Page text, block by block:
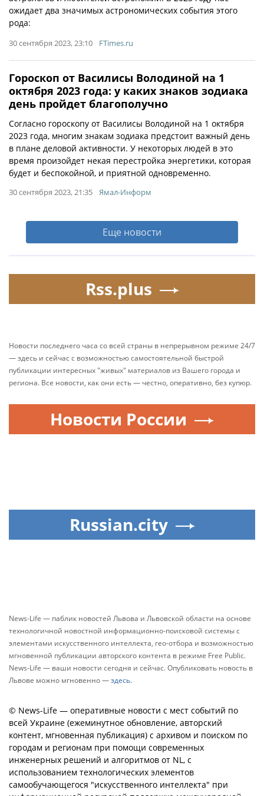
ожидает два значимых астрономических события этого
рода:
30 сентября 2023, 23:10 FTimes.ru
Гороскоп от Василисы Володиной на 1
октября 2023 года: у каких знаков зодиака
день пройдет благополучно
Согласно гороскопу от Василисы Володиной на 1 октября
2023 года, многим знакам зодиака предстоит важный день
в плане деловой активности. У некоторых людей в это
время произойдет некая перестройка энергетики, которая
будет и беспокойной, и приятной одновременно.
30 сентября 2023, 21:35 Ямал-Информ
Еще новости
Rss.plus
Новости последнего часа со всей страны в непрерывном режиме 24/7
— здесь и сейчас с возможностью самостоятельной быстрой
публикации интересных "живых" материалов из Вашего города и
региона. Все новости, как они есть — честно, оперативно, без купюр.
Новости России
Russian.city
News-Life — паблик новостей Львова и Львовской области на основе
технологичной новостной информационно-поисковой системы с
элементами искусственного интеллекта, гео-отбора и возможностью
мгновенной публикации авторского контента в режиме Free Public.
News-Life — ваши новости сегодня и сейчас. Опубликовать новость в
Львове можно мгновенно —здесь.
© News-Life — оперативные новости с мест событий по
всей Украине (ежеминутное обновление, авторский
контент, мгновенная публикация) с архивом и поиском по
городам и регионам при помощи современных
инженерных решений и алгоритмов от NL, с
использованием технологических элементов
самообучающегося "искусственного интеллекта" при